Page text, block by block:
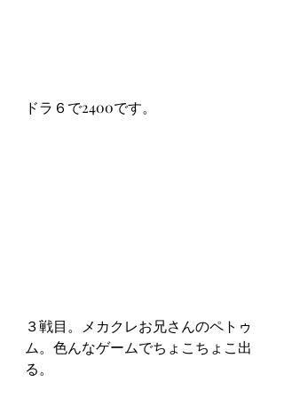
ドラ６で2400です。
３戦目。メカクレお兄さんのペトゥ
ム。色んなゲームでちょこちょこ出
る。